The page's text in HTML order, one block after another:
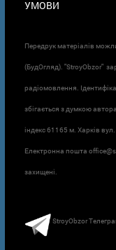
УМОВИ
Передрук матеріалів
(БудОгляд). "StroyObzor"
радіомовлення.
збігається з думкою
індекс 61165 м. Харків
Електронна пошта
захищені.
StroyObzor